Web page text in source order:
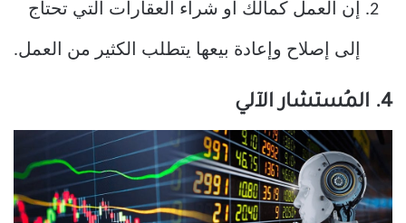
إن العمل كمالك أو شراء العقارات التي تحتاج
إلى إصلاح وإعادة بيعها يتطلب الكثير من العمل.
4. المُستشار الآلي